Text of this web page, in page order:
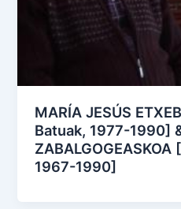
MARÍA JESÚS
Batuak, 1977-1990]
1967-1990]